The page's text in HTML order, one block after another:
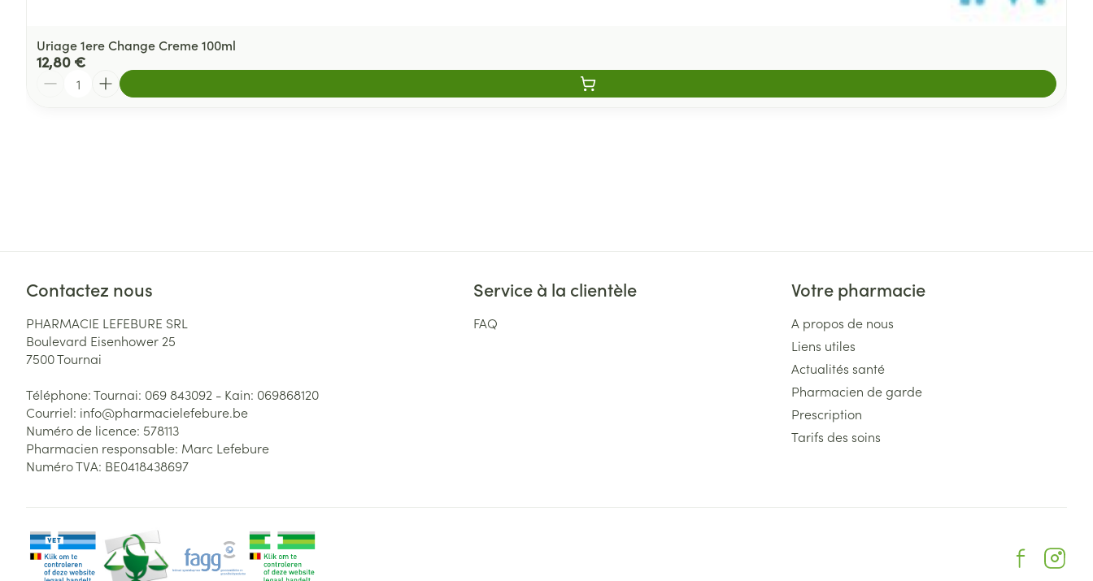
Uriage 1ere Change Creme 100ml
12,80 €
Quantité
Contactez nous
PHARMACIE LEFEBURE SRL
Boulevard Eisenhower 25
7500Tournai
Téléphone:Tournai: 069 843092 - Kain: 069868120
Courriel: info@pharmacielefebure.be
Numéro de licence: 578113
Pharmacien responsable: Marc Lefebure
Numéro TVA: BE0418438697
Service à la clientèle
FAQ
Votre pharmacie
A propos de nous
Liens utiles
Actualités santé
Pharmacien de garde
Prescription
Tarifs des soins